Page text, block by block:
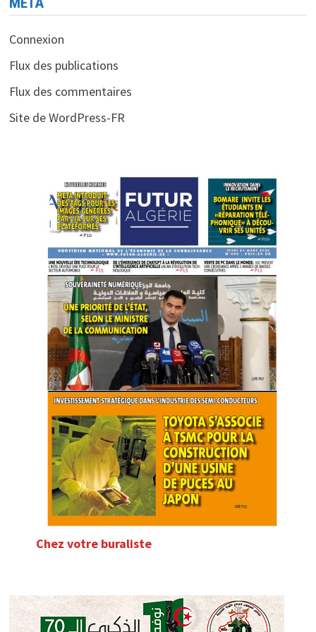
Connexion
Flux des publications
Flux des commentaires
Site de WordPress-FR
Chez votre buraliste